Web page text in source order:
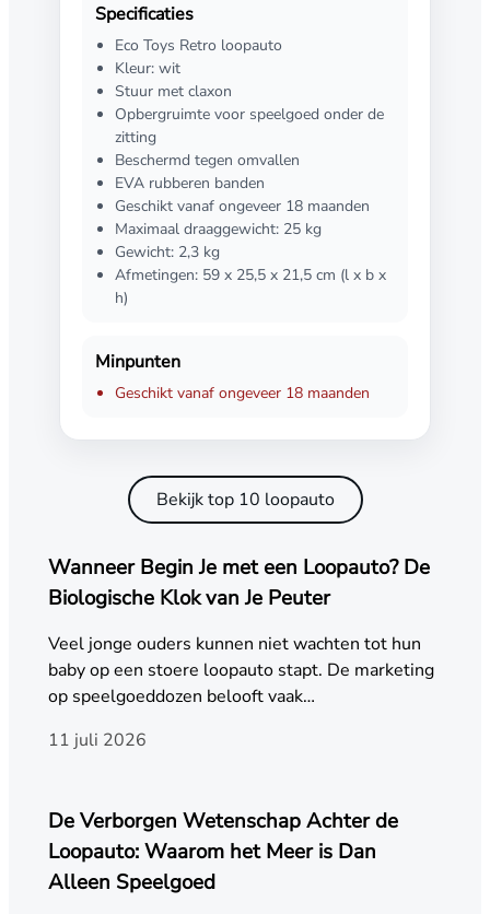
Specificaties
Eco Toys Retro loopauto
Kleur: wit
Stuur met claxon
Opbergruimte voor speelgoed onder de
zitting
Beschermd tegen omvallen
EVA rubberen banden
Geschikt vanaf ongeveer 18 maanden
Maximaal draaggewicht: 25 kg
Gewicht: 2,3 kg
Afmetingen: 59 x 25,5 x 21,5 cm (l x b x
h)
Minpunten
Geschikt vanaf ongeveer 18 maanden
Bekijk top 10 loopauto
Wanneer Begin Je met een Loopauto? De
Biologische Klok van Je Peuter
Veel jonge ouders kunnen niet wachten tot hun
baby op een stoere loopauto stapt. De marketing
op speelgoeddozen belooft vaak…
11 juli 2026
De Verborgen Wetenschap Achter de
Loopauto: Waarom het Meer is Dan
Alleen Speelgoed